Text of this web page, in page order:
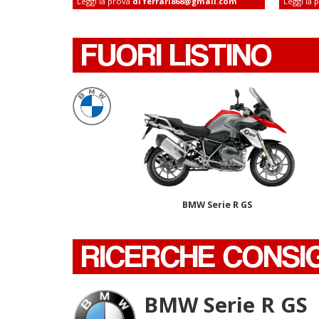
FUORI LISTINO
BMW Serie R GS
RICERCHE
BMW Serie R GS